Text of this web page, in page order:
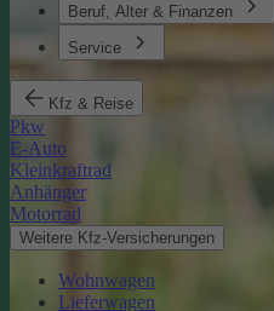
Beruf, Alter & Finanzen
Service
Kfz & Reise
Pkw
E-Auto
Kleinkraftrad
Anhänger
Motorrad
Weitere Kfz-Versicherungen
Wohnwagen
Lieferwagen